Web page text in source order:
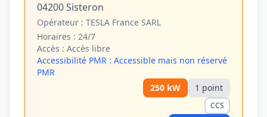
04200 Sisteron
Opérateur : TESLA France SARL
Horaires : 24/7
Accès : Accès libre
Accessibilité PMR : Accessible mais non réservé
PMR
250 kW 1 point
CCS